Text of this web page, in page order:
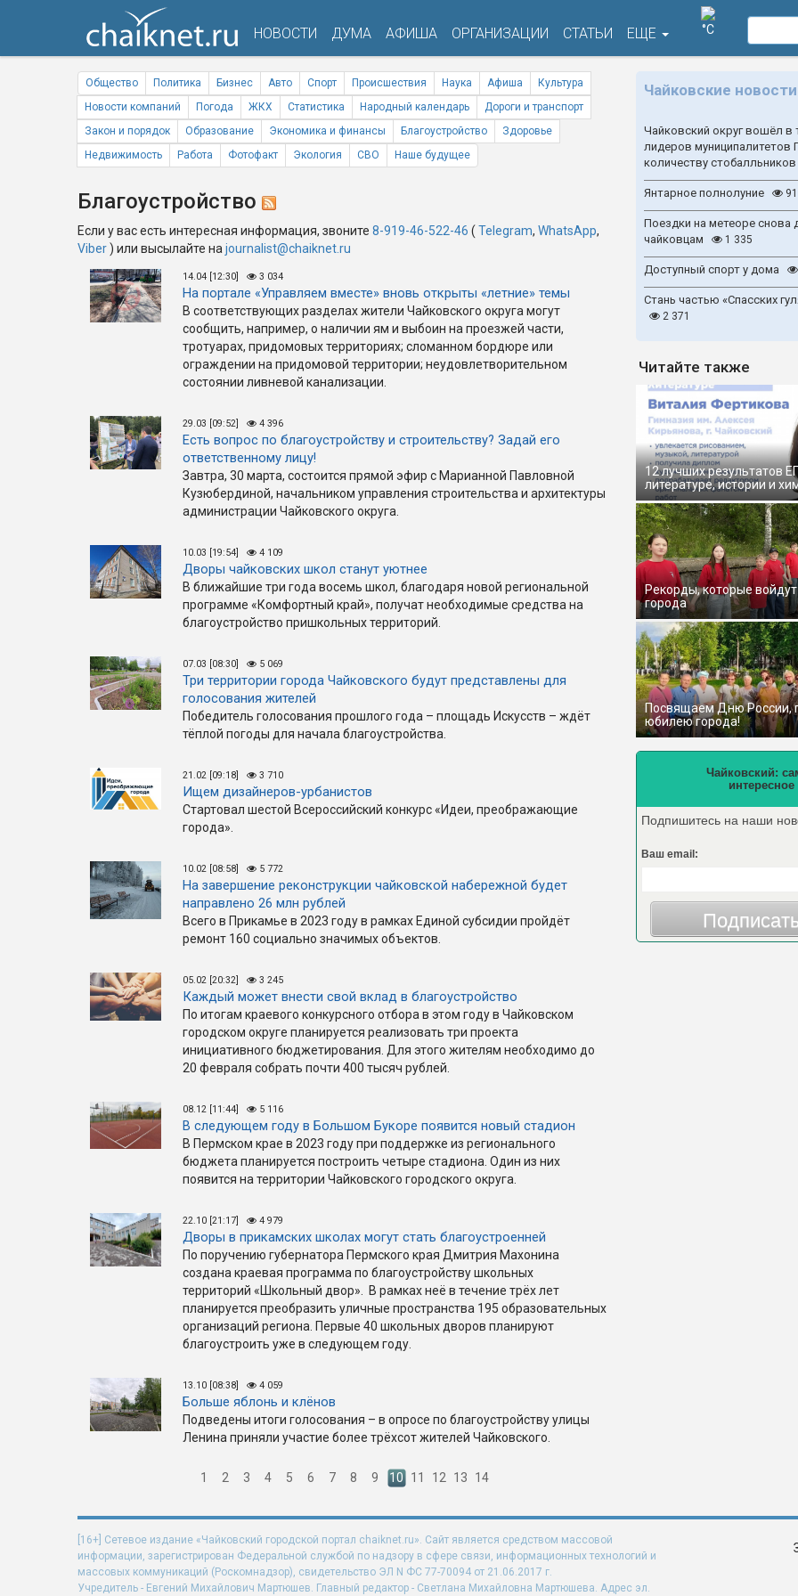
НОВОСТИ ДУМА АФИША ОРГАНИЗАЦИИ СТАТЬИ ЕЩЕ °C
Общество Политика Бизнес Авто Спорт Происшествия Наука Афиша
Культура
Новости компаний
Погода ЖКХ Статистика Народный календарь
Дороги и транспорт
Закон и порядок
Образование Экономика и финансы Благоустройство
Здоровье
Недвижимость
Работа Фотофакт Экология СВО Наше будущее
Благоустройство
Если у вас есть интересная информация, звоните 8-919-46-522-46 ( Telegram, WhatsApp,
Viber) или высылайте на journalist@chaiknet.ru
14.04 [12:30] 3 034
На портале «Управляем вместе» вновь открыты «летние» темы
В соответствующих разделах жители Чайковского округа могут
сообщить, например, о наличии ям и выбоин на проезжей части,
тротуарах, придомовых территориях; сломанном бордюре или
ограждении на придомовой территории; неудовлетворительном
состоянии ливневой канализации.
29.03 [09:52] 4 396
Есть вопрос по благоустройству и строительству? Задай его
ответственному лицу!
Завтра, 30 марта, состоится прямой эфир с Марианной Павловной
Кузюбердиной, начальником управления строительства и архитектуры
администрации Чайковского округа.
10.03 [19:54] 4 109
Дворы чайковских школ станут уютнее
В ближайшие три года восемь школ, благодаря новой региональной
программе «Комфортный край», получат необходимые средства на
благоустройство пришкольных территорий.
07.03 [08:30] 5 069
Три территории города Чайковского будут представлены для
голосования жителей
Победитель голосования прошлого года – площадь Искусств – ждёт
тёплой погоды для начала благоустройства.
21.02 [09:18] 3 710
Ищем дизайнеров-урбанистов
Стартовал шестой Всероссийский конкурс «Идеи, преображающие
города».
10.02 [08:58] 5 772
На завершение реконструкции чайковской набережной будет
направлено 26 млн рублей
Всего в Прикамье в 2023 году в рамках Единой субсидии пройдёт
ремонт 160 социально значимых объектов.
05.02 [20:32] 3 245
Каждый может внести свой вклад в благоустройство
По итогам краевого конкурсного отбора в этом году в Чайковском
городском округе планируется реализовать три проекта
инициативного бюджетирования. Для этого жителям необходимо до
20 февраля собрать почти 400 тысяч рублей.
08.12 [11:44] 5 116
В следующем году в Большом Букоре появится новый стадион
В Пермском крае в 2023 году при поддержке из регионального
бюджета планируется построить четыре стадиона. Один из них
появится на территории Чайковского городского округа.
22.10 [21:17] 4 979
Дворы в прикамских школах могут стать благоустроенней
По поручению губернатора Пермского края Дмитрия Махонина
создана краевая программа по благоустройству школьных
территорий «Школьный двор». В рамках неё в течение трёх лет
планируется преобразить уличные пространства 195 образовательных
организаций региона. Первые 40 школьных дворов планируют
благоустроить уже в следующем году.
13.10 [08:38] 4 059
Больше яблонь и клёнов
Подведены итоги голосования – в опросе по благоустройству улицы
Ленина приняли участие более трёхсот жителей Чайковского.
1 2 3 4 5 6 7 8 9 10 11 12 13 14
Чайковские новости
Чайковский округ вошёл в
лидеров муниципалитетов
количеству
Янтарное полнолуние
Поездки на метеоре снова
чайковцам
1 335
Доступный спорт у дома
Стань частью «Спасских
2 371
Читайте также
12 лучших результатов
литературе, истории и
Рекорды, которые
города
Посвящаем Дню России,
юбилею города!
Чайковский:
интересное
Подпишитесь на наши
Ваш email:
[16+] Сетевое издание «Чайковский городской портал chaiknet.ru». Сайт является средством массовой
информации, зарегистрирован Федеральной службой по надзору в сфере связи, информационных технологий и
массовых коммуникаций (Роскомнадзор), свидетельство ЭЛ N ФС 77-70094 от 21.06.2017 г.
Учредитель - Евгений Михайлович Мартюшев. Главный редактор - Светлана Михайловна Мартюшева. Адрес эл.